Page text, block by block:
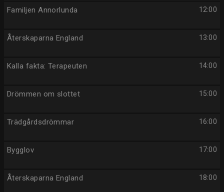
12:00
Familjen Annorlunda
13:00
Återskaparna England
14:00
Kalla fakta: Terapeuten
15:00
Drömmen om slottet
16:00
Trädgårdsdrömmar
17:00
Bygglov
18:00
Återskaparna England